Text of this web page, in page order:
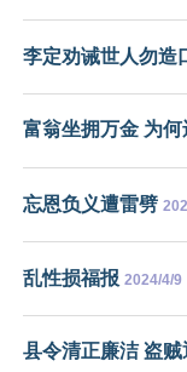
李定劝诫世人勿造
富翁坐拥万金 为
忘恩负义遭雷劈
乱性损福报 2024/4/9
县令清正廉洁 盗